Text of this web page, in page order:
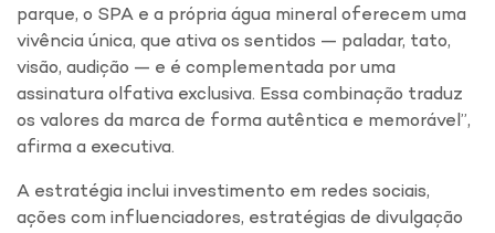
parque, o SPA e a própria água mineral oferecem uma
vivência única, que ativa os sentidos — paladar, tato,
visão, audição — e é complementada por uma
assinatura olfativa exclusiva. Essa combinação traduz
os valores da marca de forma autêntica e memorável”,
afirma a executiva.
A estratégia inclui investimento em redes sociais,
ações com influenciadores, estratégias de divulgação